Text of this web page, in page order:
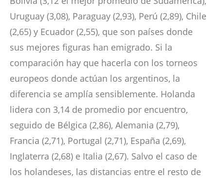
Uruguay (3,08), Paraguay (2,93), Perú (2,89), Chile
(2,65) y Ecuador (2,55), que son países donde
sus mejores figuras han emigrado. Si la
comparación hay que hacerla con los torneos
europeos donde actúan los argentinos, la
diferencia se amplía sensiblemente. Holanda
lidera con 3,14 de promedio por encuentro,
seguido de Bélgica (2,86), Alemania (2,79),
Francia (2,71), Portugal (2,71), España (2,69),
Inglaterra (2,68) e Italia (2,67). Salvo el caso de
los holandeses, las distancias entre el resto de